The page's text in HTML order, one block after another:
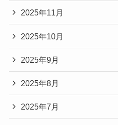
2025年11月
2025年10月
2025年9月
2025年8月
2025年7月